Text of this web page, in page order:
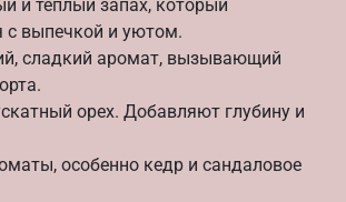
и теплый запах, который
с выпечкой и уютом.
сладкий аромат, вызывающий
орех. Добавляют глубину и
особенно кедр и сандаловое